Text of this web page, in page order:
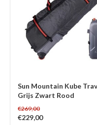
Sun Mountain Kube
Grijs Zwart Rood
€269,00
€229,00